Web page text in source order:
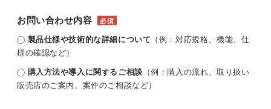
お問い合わせ内容 必須
製品仕様や技術的な詳細について （例：対応規格、機能、仕
様の確認など）
購入方法や導入に関するご相談 （例：購入の流れ、取り扱い
販売店のご案内、案件のご相談など）